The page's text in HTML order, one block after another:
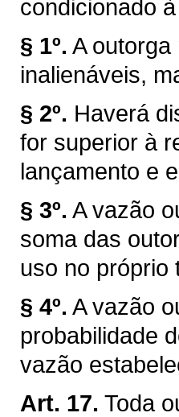
condicionado
§ 1º. A
inalienáveis,
§ 2º. Haverá
for superior à
lançamento e
§ 3º. A vazão
soma das
uso no próprio
§ 4º. A vazão
probabilidade
vazão
Art. 17. Toda